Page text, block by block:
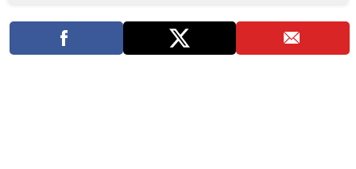
PHOTO
GUIDES D'ACHAT